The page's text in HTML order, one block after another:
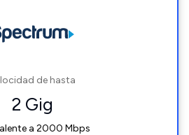
de hasta
2 Gig
a 2000 Mbps